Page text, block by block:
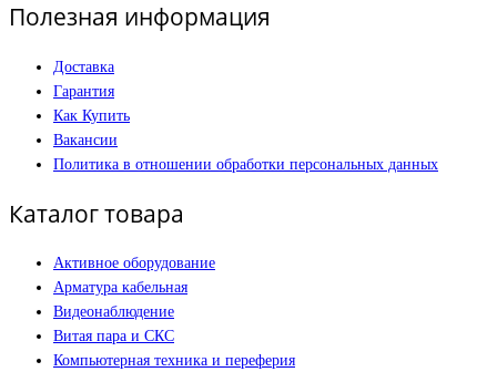
Полезная информация
Доставка
Гарантия
Как Купить
Вакансии
Политика в отношении обработки персональных данных
Каталог товара
Активное оборудование
Арматура кабельная
Видеонаблюдение
Витая пара и СКС
Компьютерная техника и переферия